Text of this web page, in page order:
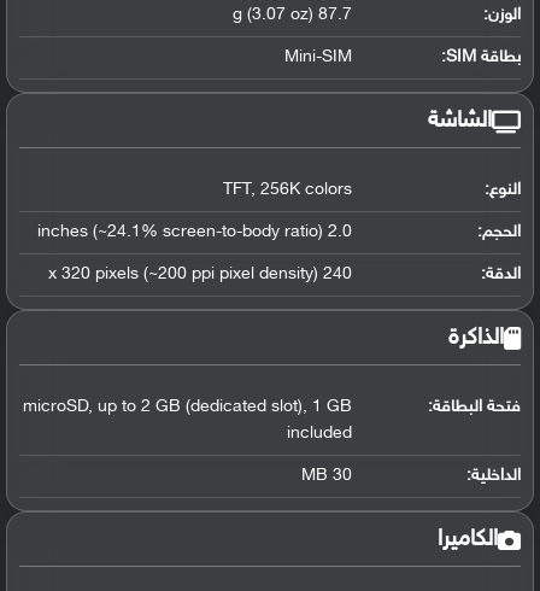
الوزن: 87.7 g (3.07 oz)
بطاقة SIM: Mini-SIM
الشاشة
النوع: TFT, 256K colors
الحجم: 2.0 inches (~24.1% screen-to-body ratio)
الدقة: 240 x 320 pixels (~200 ppi pixel density)
الذاكرة
فتحة البطاقة:
microSD, up to 2 GB (dedicated slot), 1 GB
included
الداخلية: 30 MB
الكاميرا